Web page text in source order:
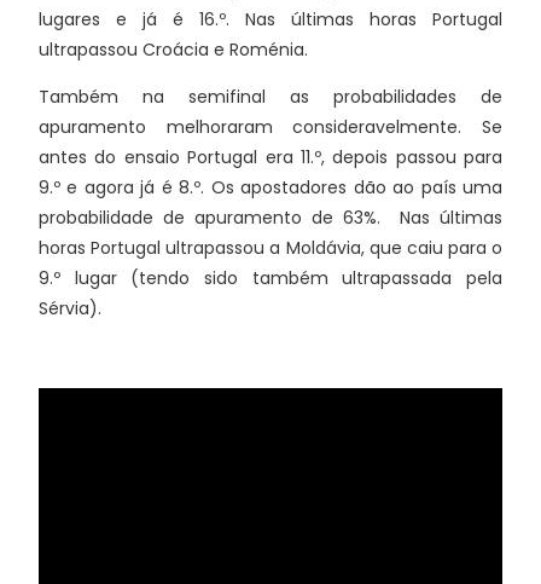
lugares e já é 16.º. Nas últimas horas Portugal
ultrapassou Croácia e Roménia.
Também na semifinal as probabilidades de
apuramento melhoraram consideravelmente. Se
antes do ensaio Portugal era 11.º, depois passou para
9.º e agora já é 8.º. Os apostadores dão ao país uma
probabilidade de apuramento de 63%. Nas últimas
horas Portugal ultrapassou a Moldávia, que caiu para o
9.º lugar (tendo sido também ultrapassada pela
Sérvia).